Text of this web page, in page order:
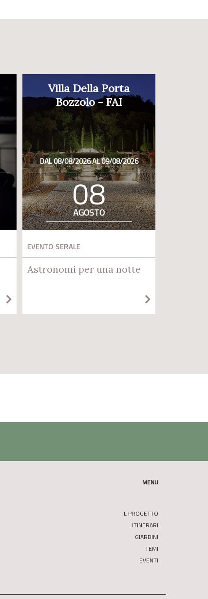
Villa Della Porta
Bozzolo - FAI
DAL 08/08/2026 AL 09/08/2026
08
AGOSTO
EVENTO SERALE
Astronomi per una notte
MENU
IL PROGETTO
ITINERARI
GIARDINI
TEMI
EVENTI